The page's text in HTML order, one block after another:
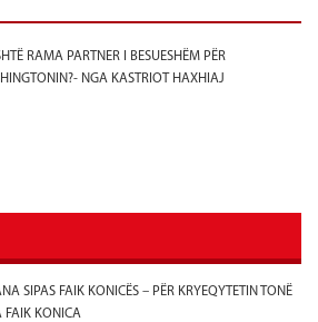
RAMA PARTNER I BESUESHËM PËR
NGA KASTRIOT HAXHIAJ
SIPAS FAIK KONICËS – PËR KRYEQYTETIN TONË
FAIK KONICA